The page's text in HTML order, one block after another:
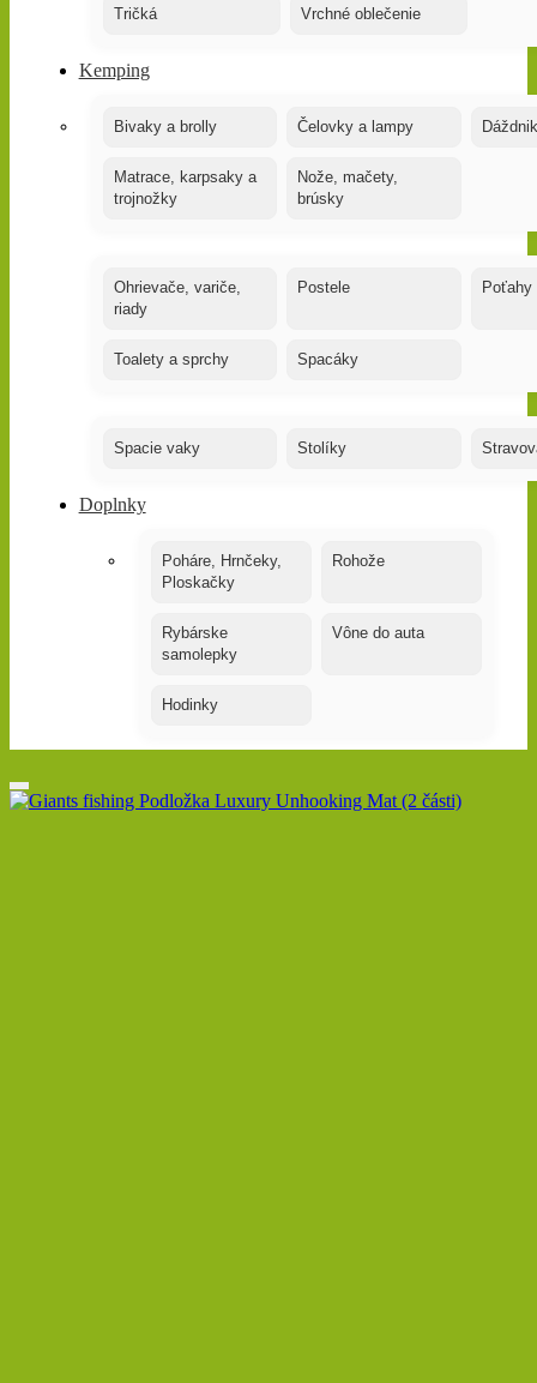
Tričká Vrchné oblečenie
Kemping
Bivaky a brolly Čelovky a lampy
Matrace, karpsaky a
trojnožky
Nože, mačety,
brúsky
Ohrievače, variče,
riady
Postele Poťahy
Toalety a sprchy Spacáky
Spacie vaky Stolíky
Doplnky
Poháre, Hrnčeky,
Ploskačky
Rohože
Rybárske
samolepky
Vône do auta
Hodinky